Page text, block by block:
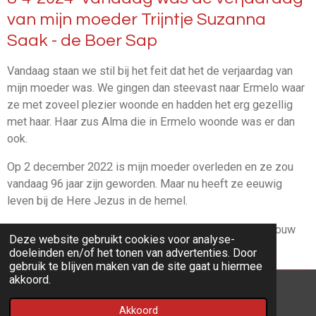
Deze website gebruikt cookies voor analyse-
doeleinden en/of het tonen van advertenties. Door
gebruik te blijven maken van de site gaat u hiermee
akkoord.
Akkoord
van mijn moeder Trijntje Suzanna
Saak - de Boer Sap
Vandaag staan we stil bij het feit dat het de verjaardag van
mijn moeder was. We gingen dan steevast naar Ermelo waar
ze met zoveel plezier woonde en hadden het erg gezellig
met haar. Haar zus Alma die in Ermelo woonde was er dan
ook.
Op 2 december 2022 is mijn moeder overleden en ze zou
vandaag 96 jaar zijn geworden. Maar nu heeft ze eeuwig
leven bij de Here Jezus in de hemel.
Op deze foto uit 2012 mijn moeder samen met mijn vrouw
Elly.